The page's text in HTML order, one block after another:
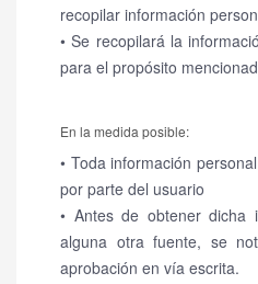
recopilar información
• Se recopilará la
para el propósito
En la medida posible:
• Toda información
por parte del usuario
• Antes de obtener dicha
alguna otra fuente, se
aprobación en vía escrita.